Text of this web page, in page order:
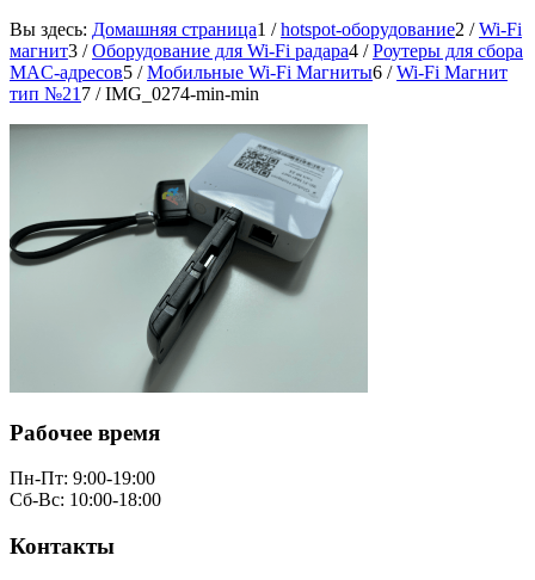
Вы здесь: Домашняя страница1 / hotspot-оборудование2 / Wi-Fi
магнит3 / Оборудование для Wi-Fi радара4 / Роутеры для сбора
MAC-адресов5 / Мобильные Wi-Fi Магниты6 / Wi-Fi Магнит
тип №21 7 / IMG_0274-min-min
Рабочее время
Пн-Пт: 9:00-19:00
Сб-Вс: 10:00-18:00
Контакты